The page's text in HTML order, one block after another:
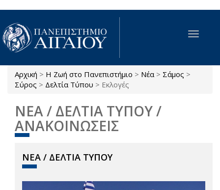
Παράκαμψη προς το κυρίως περιεχόμενο
Toggle
Είστε εδώ
Αρχική > Η Ζωή στο Πανεπιστήμιο > Νέα > Σάμος >
Σύρος > Δελτία Τύπου > Εκλογές
ΝΕΑ / ΔΕΛΤΙΑ ΤΥΠΟΥ /
ΑΝΑΚΟΙΝΩΣΕΙΣ
ΝΕΑ / ΔΕΛΤΙΑ ΤΥΠΟΥ